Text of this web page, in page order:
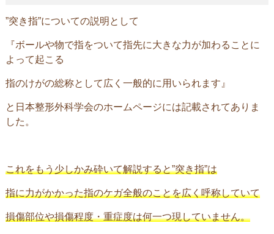
”突き指”についての説明として
『ボールや物で指をついて指先に大きな力が加わることに
よって起こる
指のけがの総称として広く一般的に用いられます』
と日本整形外科学会のホームページには記載されてありま
した。
これをもう少しかみ砕いて解説すると”突き指”は
指に力がかかった指のケガ全般のことを広く呼称していて
損傷部位や損傷程度・重症度は何一つ現していません。